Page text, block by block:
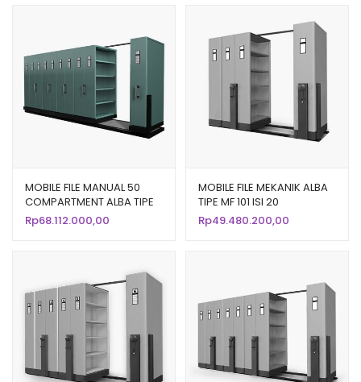
MOBILE FILE MANUAL 50
COMPARTMENT ALBA TIPE
MF 10-22
Rp68.112.000,00
MOBILE FILE MEKANIK ALBA
TIPE MF 101 ISI 20
COMPARTMENT
Rp49.480.200,00